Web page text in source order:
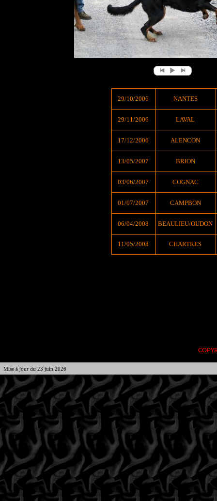
29/10/2006 NANTES
29/11/2006 LAVAL
17/12/2006 ALENCON
13/05/2007 BRION
03/06/2007 COGNAC
01/07/2007 CAMPBON
06/04/2008 BEAULIEU/OUDON
11/05/2008 CHARTRES
Mise à jour du 23 juin 2026